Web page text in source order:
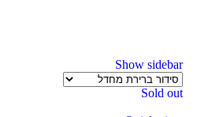
Show sidebar
Sold out